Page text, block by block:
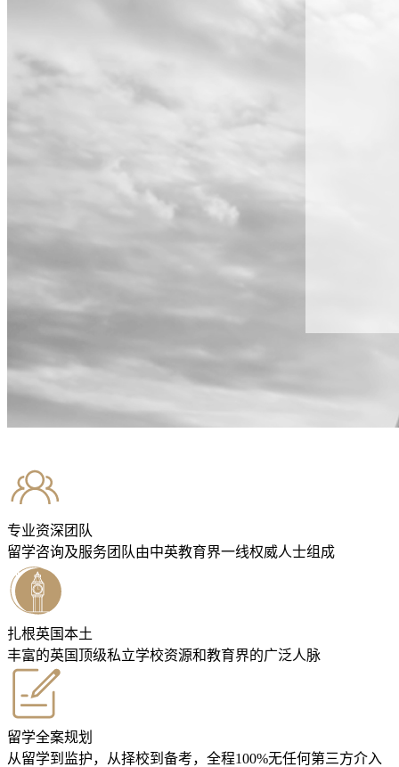
专业资深团队
留学咨询及服务团队由中英教育界一线权威人士组成
扎根英国本土
丰富的英国顶级私立学校资源和教育界的广泛人脉
留学全案规划
从留学到监护，从择校到备考，全程100%无任何第三方介入